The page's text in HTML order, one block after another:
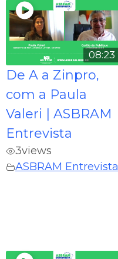
08:23
De A a Zinpro,
com a Paula
Valeri | ASBRAM
Entrevista
3views
ASBRAM Entrevista